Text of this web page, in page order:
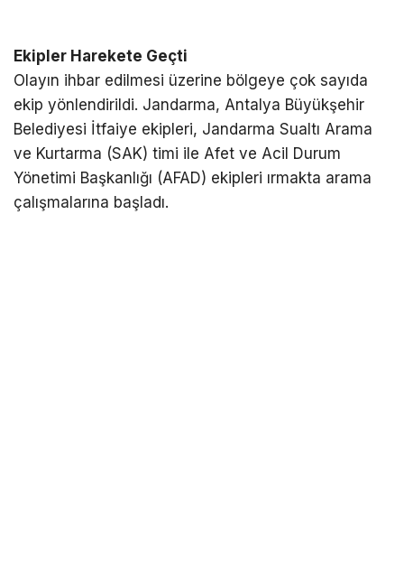
Ekipler Harekete Geçti
Olayın ihbar edilmesi üzerine bölgeye çok sayıda
ekip yönlendirildi. Jandarma, Antalya Büyükşehir
Belediyesi İtfaiye ekipleri, Jandarma Sualtı Arama
ve Kurtarma (SAK) timi ile Afet ve Acil Durum
Yönetimi Başkanlığı (AFAD) ekipleri ırmakta arama
çalışmalarına başladı.